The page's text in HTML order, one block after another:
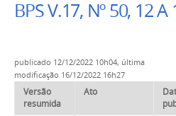
BPS V.17, Nº 50, 12
publicado 12/12/2022 10h04, última
modificação 16/12/2022 16h27
Versão
resumida
Ato